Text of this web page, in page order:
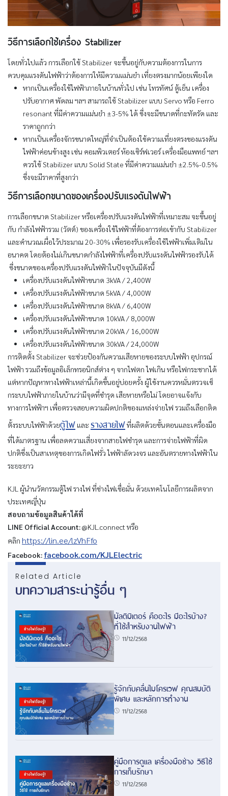
วิธีการเลือกใช้เครื่อง Stabilizer
โดยทั่วไปแล้ว การเลือกใช้ Stabilizer จะขึ้นอยู่กับความต้องการในการ
ควบคุมแรงดันไฟฟ้าว่าต้องการให้มีความแม่นยำ เที่ยงตรงมากน้อยเพียงใด
หากเป็นเครื่องใช้ไฟฟ้าภายในบ้านทั่วไป เช่น โทรทัศน์ ตู้เย็น เครื่อง
ปรับอากาศ พัดลม ฯลฯ สามารถใช้ Stabilizer แบบ Servo หรือ Ferro
resonant ที่มีค่าความแม่นยำ ±3-5% ได้ ซึ่งจะมีขนาดที่กะทัดรัด และ
ราคาถูกกว่า
หากเป็นเครื่องจักรขนาดใหญ่ที่จำเป็นต้องใช้ความเที่ยงตรงของแรงดัน
ไฟฟ้าค่อนข้างสูง เช่น คอมพิวเตอร์ ห้องเซิร์ฟเวอร์ เครื่องมือแพทย์ ฯลฯ
ควรใช้ Stabilizer แบบ Solid State ที่มีค่าความแม่นยำ ±2.5%-0.5%
ซึ่งจะมีราคาที่สูงกว่า
วิธีการเลือกขนาดของเครื่องปรับแรงดันไฟฟ้า
การเลือกขนาด Stabilizer หรือเครื่องปรับแรงดันไฟฟ้าที่เหมาะสม จะขึ้นอยู่
กับ กำลังไฟฟ้ารวม (วัตต์) ของเครื่องใช้ไฟฟ้าที่ต้องการต่อเข้ากับ Stabilizer
และคำนวณเผื่อไว้ประมาณ 20-30% เพื่อรองรับเครื่องใช้ไฟฟ้าเพิ่มเติมใน
อนาคต โดยต้องไม่เกินขนาดกำลังไฟฟ้าที่เครื่องปรับแรงดันไฟฟ้ารองรับได้
ซึ่งขนาดของเครื่องปรับแรงดันไฟฟ้าในปัจจุบันมีดังนี้
เครื่องปรับแรงดันไฟฟ้าขนาด 3kVA / 2,400W
เครื่องปรับแรงดันไฟฟ้าขนาด 5kVA / 4,000W
เครื่องปรับแรงดันไฟฟ้าขนาด 8kVA / 6,400W
เครื่องปรับแรงดันไฟฟ้าขนาด 10kVA / 8,000W
เครื่องปรับแรงดันไฟฟ้าขนาด 20kVA / 16,000W
เครื่องปรับแรงดันไฟฟ้าขนาด 30kVA / 24,000W
การติดตั้ง Stabilizer จะช่วยป้องกันความเสียหายของระบบไฟฟ้า อุปกรณ์
ไฟฟ้า รวมถึงข้อมูลอิเล็กทรอนิกส์ต่าง ๆ จากไฟตก ไฟเกิน หรือไฟกระชากได้
แต่หากปัญหาทางไฟฟ้าเหล่านี้เกิดขึ้นอยู่บ่อยครั้ง ผู้ใช้งานควรหมั่นตรวจเช็
กระบบไฟฟ้าภายในบ้านว่ามีจุดที่ชำรุด เสียหายหรือไม่ โดยอาจแจ้งกับ
ทางการไฟฟ้าฯ เพื่อตรวจสอบความผิดปกติของแหล่งจ่ายไฟ รวมถึงเลือกติด
ตั้งระบบไฟฟ้าด้วยตู้ไฟ และ รางสายไฟที่ผลิตด้วยขั้นตอนและเครื่องมือ
ที่ได้มาตรฐาน เพื่อลดความเสี่ยงจากสายไฟชำรุด และการจ่ายไฟฟ้าที่ผิด
ปกติซึ่งเป็นสาเหตุของการเกิดไฟรั่ว ไฟฟ้าลัดวงจร และอันตรายทางไฟฟ้าใน
ระยะยาว
KJL ผู้นำนวัตกรรมตู้ไฟ รางไฟ ที่ช่างไฟเชื่อมั่น ด้วยเทคโนโลยีการผลิตจาก
ประเทศญี่ปุ่น
สอบถามข้อมูลสินค้าได้ที่
LINE Official Account:@KJL.connect หรือ
คลิก https://lin.ee/lzVhFfo
Facebook: facebook.com/KJLElectric
Related Article
บทความสาระน่ารู้อื่น ๆ
มัลติมิเตอร์ คืออะไร มีอะไรบ้าง?
ที่ใช้สำหรับงานไฟฟ้า
11/12/2568
รู้จักกับคลื่นไมโครเวฟ คุณสมบัติ
พิเศษ และหลักการทำงาน
11/12/2568
คู่มือการดูแล เครื่องมือช่าง วิธีใช้
การเก็บรักษา
11/12/2568